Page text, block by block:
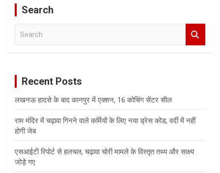
Search
Recent Posts
लखनऊ हादसे के बाद कानपुर में एक्शन, 16 कोचिंग सेंटर सील
राम मंदिर में चढ़ावा गिनने वाले कर्मियों के लिए नया ड्रेस कोड, वर्दी में नहीं
होगी जेब
एसआईटी रिपोर्ट से हलचल, चढ़ावा चोरी मामले के विस्तृत तथ्य और साक्ष्य
जोड़े गए